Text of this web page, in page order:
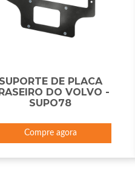
SUPORTE DE PLACA
DO VOLVO -
SUPO78
Compre agora